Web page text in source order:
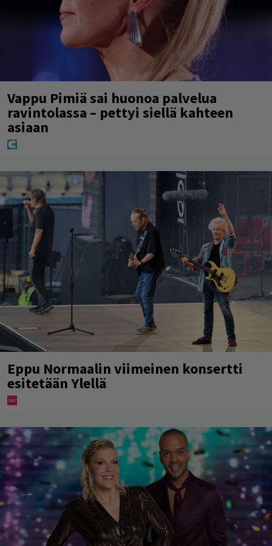
Vappu Pimiä sai huonoa palvelua
ravintolassa – pettyi siellä kahteen
asiaan
Eppu Normaalin viimeinen konsertti
esitetään Ylellä